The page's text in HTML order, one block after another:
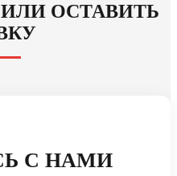
ОСТАВИТЬ
С НАМИ